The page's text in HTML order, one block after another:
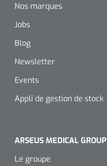
Nos marques
Jobs
Blog
Newsletter
Events
Appli de gestion de stock
ARSEUS MEDICAL GROUP
Le groupe